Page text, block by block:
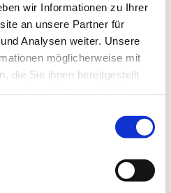
wir Informationen zu Ihrer
an unsere Partner für
Analysen weiter. Unsere
möglicherweise mit
die Sie ihnen bereitgestellt
Sie auch